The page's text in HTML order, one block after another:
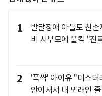
1
발달장애 아들도 친
비 시부모에 울컥 "진
2
'폭싹' 아이유 "미스터
안이셔서 내 또래인